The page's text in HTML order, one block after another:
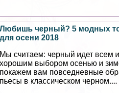
Любишь черный? 5 модных
для осени 2018
Мы считаем: черный идет всем
хорошим выбором осенью и
покажем вам повседневные
пьесы в классическом черном....